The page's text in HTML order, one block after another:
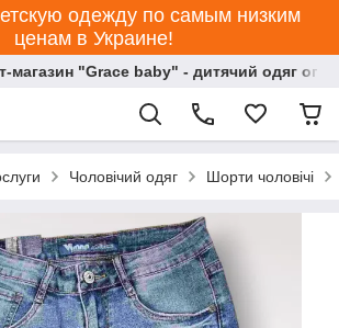
одежду по самым низким
ценам в Украине!
магазин "Grace baby" - дитячий одяг
Чоловічий одяг Шорти чоловічі